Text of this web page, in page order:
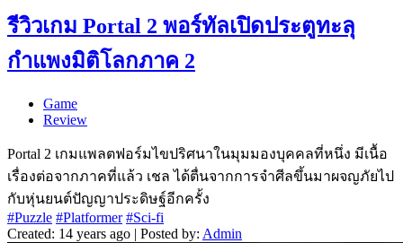
รีวิวเกม Portal 2 พอร์ทัลเปิดประตูทะลุ
กำแพงมิติโลกภาค 2
Game
Review
Portal 2 เกมแพลตฟอร์มไขปริศนาในมุมมองบุคคลที่หนึ่ง มีเนื้อ
เรื่องต่อจากภาคที่แล้ว เชล ได้ตื่นจากการจำศีลขึ้นมาผจญภัยไป
กับหุ่นยนต์ปัญญาประดิษฐ์อีกครั้ง
#Puzzle #Platformer #Sci-fi
Created: 14 years ago | Posted by: Admin